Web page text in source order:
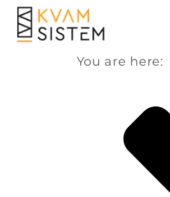
You are here: